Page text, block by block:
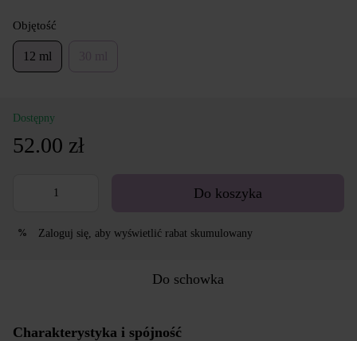
Objętość
12 ml
Dostępny
52.00 zł
Do koszyka
% Zaloguj się , aby wyświetlić rabat skumulowany
Do schowka
Charakterystyka i spójność